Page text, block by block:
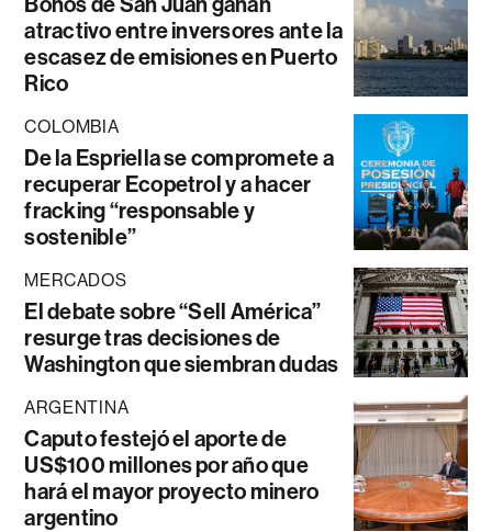
atractivo entre inversores ante la
escasez de emisiones en Puerto
Rico
COLOMBIA
De la Espriella se compromete a
recuperar Ecopetrol y a hacer
fracking “responsable y
sostenible”
MERCADOS
El debate sobre “Sell América”
resurge tras decisiones de
Washington que siembran dudas
ARGENTINA
Caputo festejó el aporte de
US$100 millones por año que
hará el mayor proyecto minero
argentino